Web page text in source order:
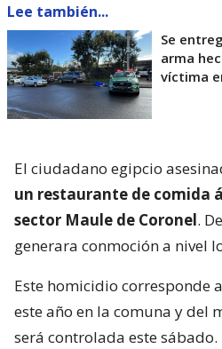
Lee también...
Se
arma
víctima
El ciudadano egipcio
un restaurante de comida
sector Maule de Coronel.
generara conmoción a nivel
Este homicidio corresponde
este año en la comuna y del
será controlada este sábado.